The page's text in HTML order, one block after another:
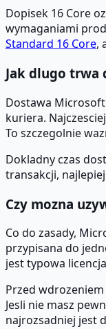
Dopisek 16 Core
wymaganiami
Standard 16 Core,
Jak dlugo trwa
Dostawa
kuriera.
To szczegolnie
Dokladny czas
transakcji,
Czy mozna
Co do zasady,
przypisana do
jest typowa
Przed
Jesli nie masz
najrozsadniej jest